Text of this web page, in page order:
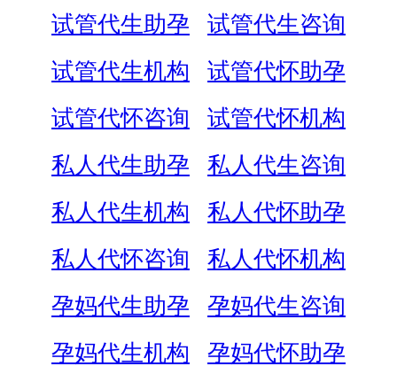
试管代生助孕
试管代生咨询
试管代生机构
试管代怀助孕
试管代怀咨询
试管代怀机构
私人代生助孕
私人代生咨询
私人代生机构
私人代怀助孕
私人代怀咨询
私人代怀机构
孕妈代生助孕
孕妈代生咨询
孕妈代生机构
孕妈代怀助孕